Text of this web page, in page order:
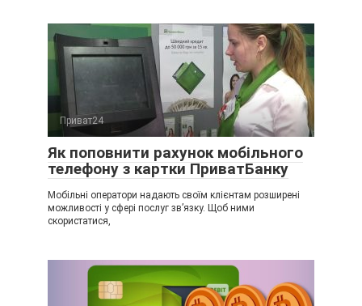
Приват24
Як поповнити рахунок мобільного
телефону з картки ПриватБанку
Мобільні оператори надають своїм клієнтам розширені
можливості у сфері послуг зв’язку. Щоб ними
скористатися,